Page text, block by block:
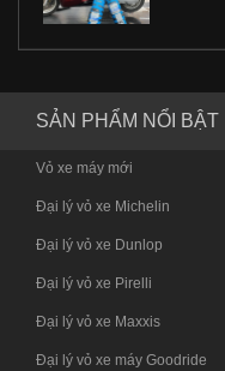
SẢN PHẨM NỔI BẬT
Vỏ xe máy mới
Đại lý vỏ xe Michelin
Đại lý vỏ xe Dunlop
Đại lý vỏ xe Pirelli
Đại lý vỏ xe Maxxis
Đại lý vỏ xe máy Goodride